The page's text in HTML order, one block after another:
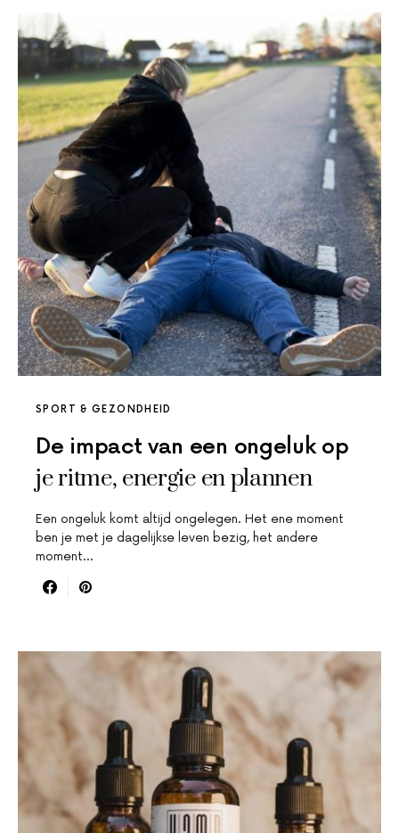
SPORT & GEZONDHEID
De impact van een ongeluk op
je ritme, energie en plannen
Een ongeluk komt altijd ongelegen. Het ene moment
ben je met je dagelijkse leven bezig, het andere
moment…